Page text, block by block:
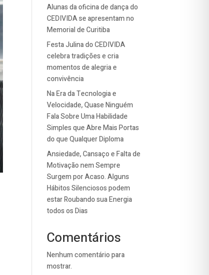
Alunas da oficina de dança do
CEDIVIDA se apresentam no
Memorial de Curitiba
Festa Julina do CEDIVIDA
celebra tradições e cria
momentos de alegria e
convivência
Na Era da Tecnologia e
Velocidade, Quase Ninguém
Fala Sobre Uma Habilidade
Simples que Abre Mais Portas
do que Qualquer Diploma
Ansiedade, Cansaço e Falta de
Motivação nem Sempre
Surgem por Acaso. Alguns
Hábitos Silenciosos podem
estar Roubando sua Energia
todos os Dias
Comentários
Nenhum comentário para
mostrar.